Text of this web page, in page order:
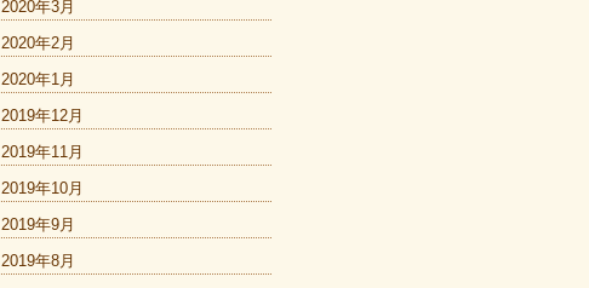
2020年3月
2020年2月
2020年1月
2019年12月
2019年11月
2019年10月
2019年9月
2019年8月